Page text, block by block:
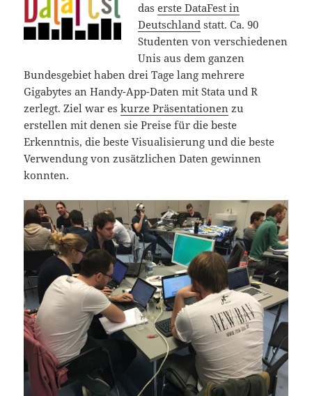
daserste DataFest in
Deutschland statt. Ca. 90
Studenten von verschiedenen
Unis aus dem ganzen
Bundesgebiet haben drei Tage lang mehrere
Gigabytes an Handy-App-Daten mit Stata und R
zerlegt. Ziel war eskurze Präsentationen zu
erstellen mit denen sie Preise für die beste
Erkenntnis, die beste Visualisierung und die beste
Verwendung von zusätzlichen Daten gewinnen
konnten.